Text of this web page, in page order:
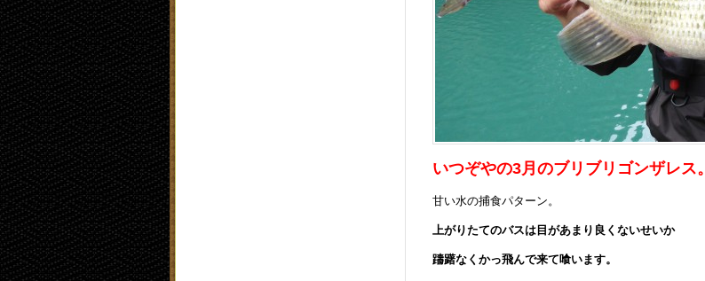
いつぞやの3月のブリブリゴンザレス。
甘い水の捕食パターン。
上がりたてのバスは目があまり良くないせいか
躊躇なくかっ飛んで来て喰います。